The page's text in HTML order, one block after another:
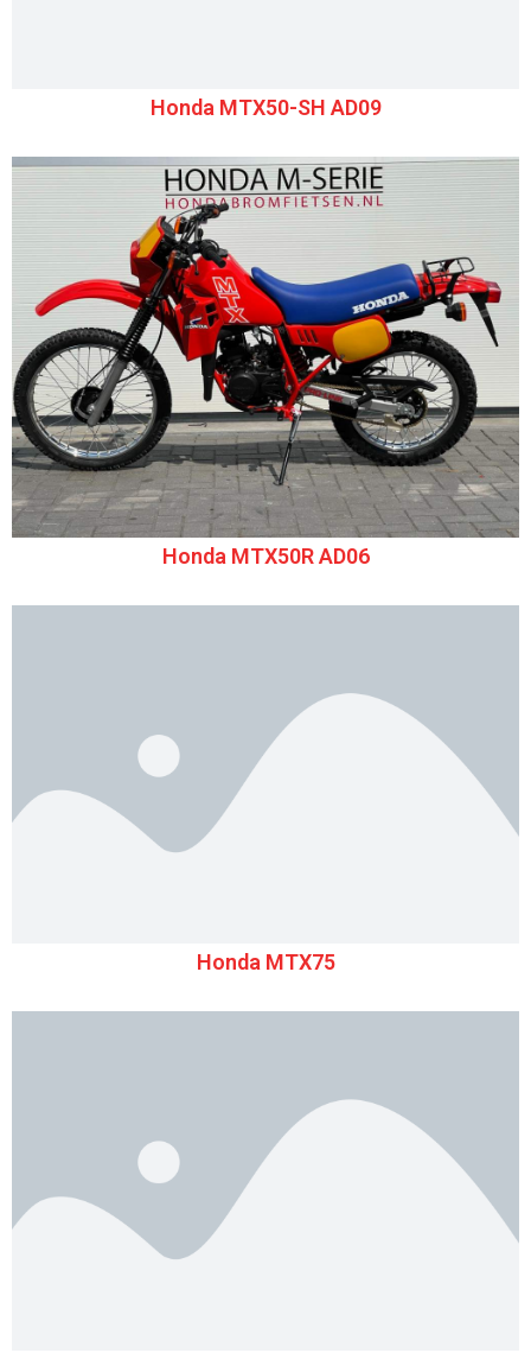
Honda MTX50-SH AD09
Honda MTX50R AD06
Honda MTX75